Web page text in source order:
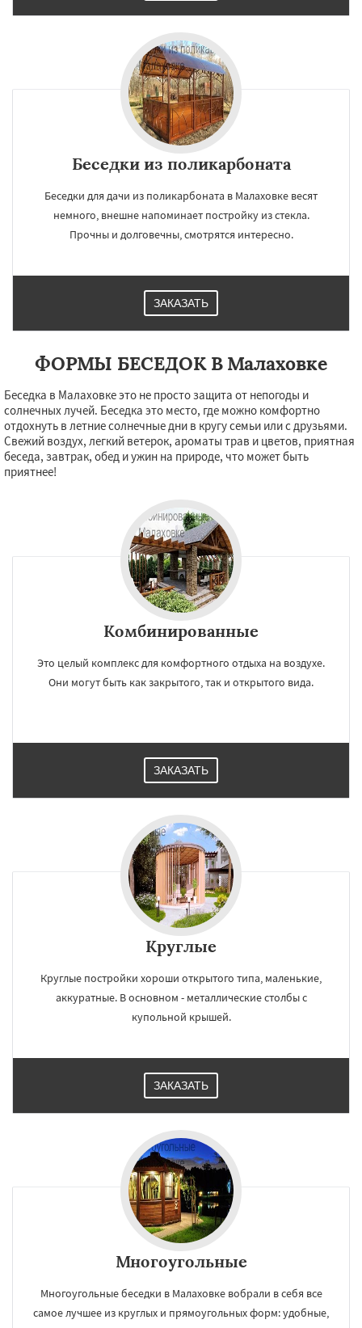
Работаем по
Нахабино Некрасовское Обухово
Родники Свердловск Северный
Тучково Уваровка
Фосфоритный Фряново
Черусти
Шаховская
Беседки из поликарбоната
Беседки для дачи из поликарбоната в Малаховке весят
немного, внешне напоминает постройку из стекла.
Прочны и долговечны, смотрятся интересно.
ЗАКАЗАТЬ
ФОРМЫ БЕСЕДОК В Малаховке
Беседка в Малаховке это не просто защита от непогоды и
солнечных лучей. Беседка это место, где можно комфортно
отдохнуть в летние солнечные дни в кругу семьи или с друзьями.
Свежий воздух, легкий ветерок, ароматы трав и цветов, приятная
беседа, завтрак, обед и ужин на природе, что может быть
приятнее!
Комбинированные
Это целый комплекс для комфортного отдыха на воздухе.
Они могут быть как закрытого, так и открытого вида.
ЗАКАЗАТЬ
Круглые
Круглые постройки хороши открытого типа, маленькие,
аккуратные. В основном - металлические столбы с
купольной крышей.
ЗАКАЗАТЬ
Многоугольные
Многоугольные беседки в Малаховке вобрали в себя все
самое лучшее из круглых и прямоугольных форм: удобные,
УЗНАТЬ ПОДРОБНЕЕ
Даю согласие на обработку персональных данных